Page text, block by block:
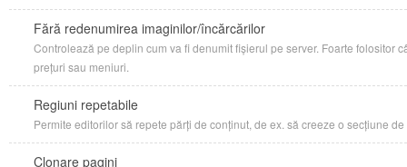
Fără redenumirea imaginilor/încărcărilor
Controlează pe deplin cum va fi denumit fișierul pe server. Foarte folositor
prețuri sau meniuri.
Regiuni repetabile
Permite editorilor să repete părți de conținut, de ex. să creeze o secțiune de
Clonare pagini